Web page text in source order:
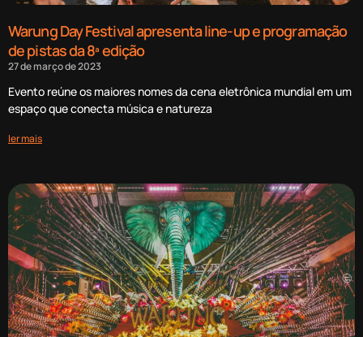
Warung Day Festival apresenta line-up e programação
de pistas da 8ª edição
27 de março de 2023
Evento reúne os maiores nomes da cena eletrônica mundial em um
espaço que conecta música e natureza
ler mais